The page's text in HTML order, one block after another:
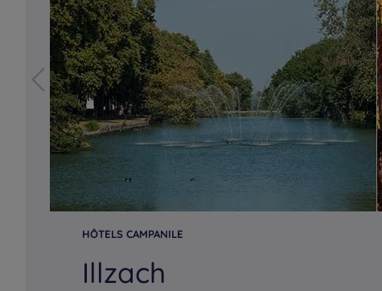
HÔTELS CAMPANILE
Illzach